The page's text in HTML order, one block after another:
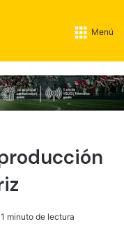
Menú
1 minuto de lectura